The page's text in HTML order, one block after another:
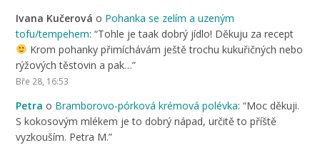
Ivana Kučerová o Pohanka se zelím a uzeným
tofu/tempehem: “Tohle je taak dobrý jídlo! Děkuju za recept
Krom pohanky přimíchávám ještě trochu kukuřičných nebo
rýžových těstovin a pak…”
Bře 28, 16:53
Petra o Bramborovo-pórková krémová polévka: “Moc děkuji.
S kokosovým mlékem je to dobrý nápad, určitě to příště
vyzkouším. Petra M.”